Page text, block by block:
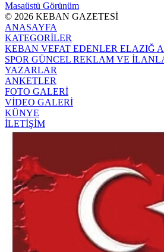
Masaüstü Görünüm
© 2026 KEBAN GAZETESİ
ANASAYFA
KATEGORİLER
KEBAN VEFAT EDENLER ELAZIĞ
SPOR GÜNCEL REKLAM VE
YAZARLAR
ANKETLER
FOTO GALERİ
VİDEO GALERİ
KÜNYE
İLETİŞİM